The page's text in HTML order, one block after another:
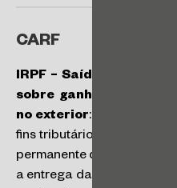
CARF
IRPF – Saída fiscal –
sobre ganho de
no exterior: considera-se
fins tributários, a pessoa
permanente do território
a entrega da Declaração